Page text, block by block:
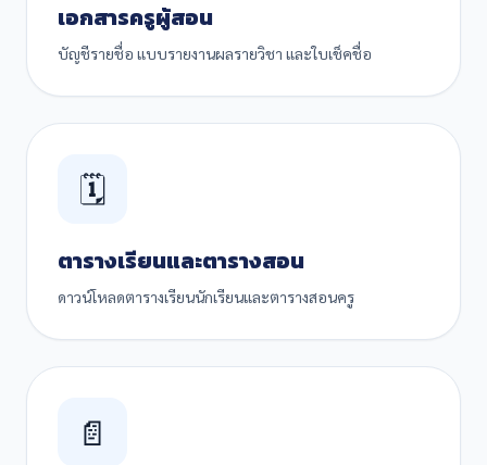
เอกสารครูผู้สอน
บัญชีรายชื่อ แบบรายงานผลรายวิชา และใบเช็คชื่อ
🗓️
ตารางเรียนและตารางสอน
ดาวน์โหลดตารางเรียนนักเรียนและตารางสอนครู
📄